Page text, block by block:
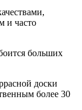
и часто
больших
доски
более 30